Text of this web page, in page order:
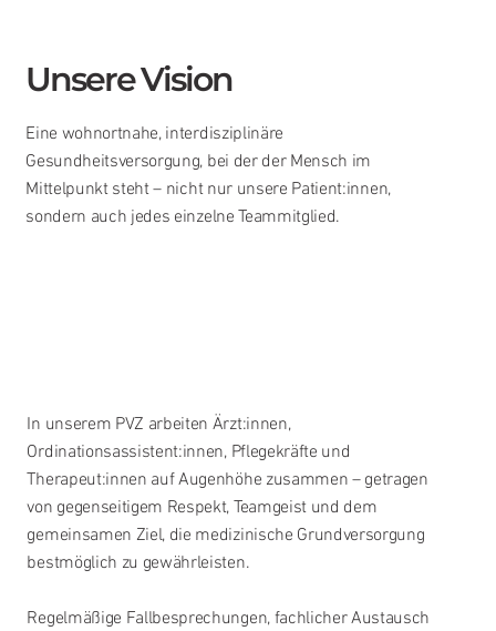
Unsere Vision
Eine wohnortnahe, interdisziplinäre
Gesundheitsversorgung, bei der der Mensch im
Mittelpunkt steht – nicht nur unsere Patient:innen,
sondern auch jedes einzelne Teammitglied.
In unserem PVZ arbeiten Ärzt:innen,
Ordinationsassistent:innen, Pflegekräfte und
Therapeut:innen auf Augenhöhe zusammen – getragen
von gegenseitigem Respekt, Teamgeist und dem
gemeinsamen Ziel, die medizinische Grundversorgung
bestmöglich zu gewährleisten.
Regelmäßige Fallbesprechungen, fachlicher Austausch